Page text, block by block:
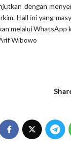
dengan
Hall ini yang
melalui WhatsApp
Wibowo